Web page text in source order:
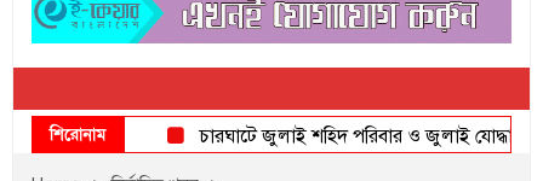
ডেনিস লিয়ামিন রাশিয়ার ড্রোন বাহিনীর প্রধান হলেন
জুলাই শহিদদের আত্মত্যাগ জাতি চিরকাল শ্রদ্ধার সাথে
স্মরণ করবে: ভূমিমন্ত্রী
শিরোনাম চারঘাটে জুলাই শহিদ পরিবার ও জুলাই যোদ্ধাদের